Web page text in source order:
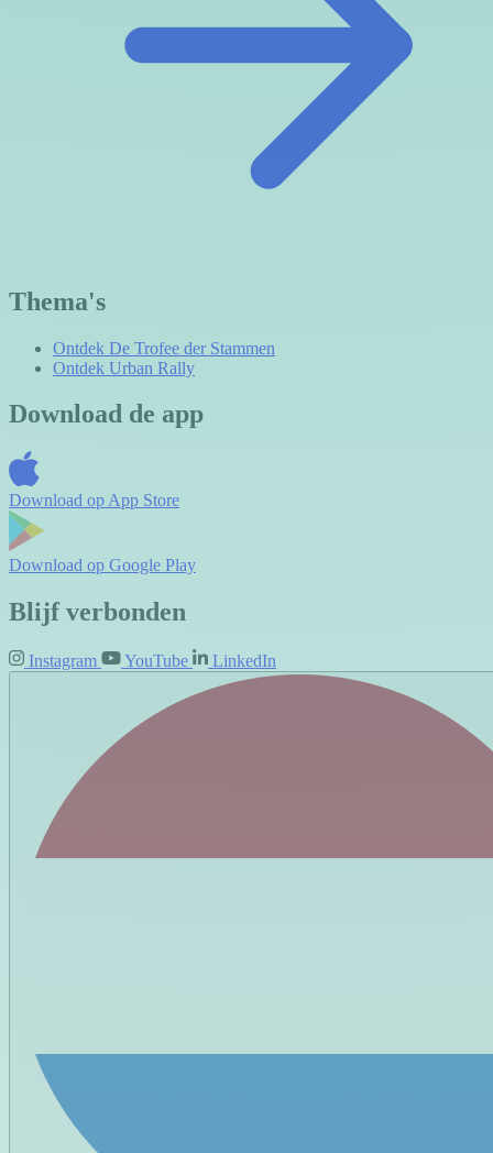
Thema's
Ontdek De Trofee der Stammen
Ontdek Urban Rally
Download de app
Download op App Store
Download op Google Play
Blijf verbonden
Instagram YouTube LinkedIn